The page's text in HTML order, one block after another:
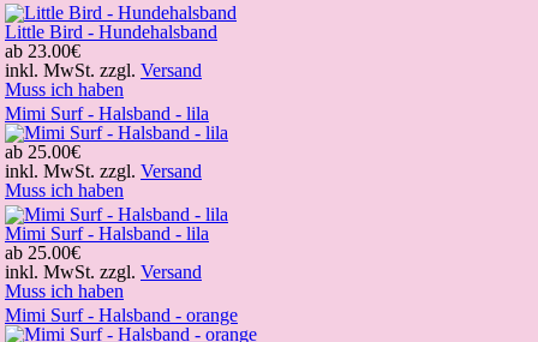
Little Bird - Hundehalsband
ab 23.00€
inkl. MwSt. zzgl. Versand
Muss ich haben
Mimi Surf - Halsband - lila
ab 25.00€
inkl. MwSt. zzgl. Versand
Muss ich haben
Mimi Surf - Halsband - lila
ab 25.00€
inkl. MwSt. zzgl. Versand
Muss ich haben
Mimi Surf - Halsband - orange